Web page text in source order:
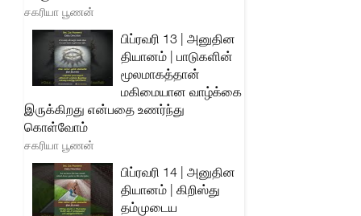
சகரியா பூணன்
பிப்ரவரி 13 | அனுதின
தியானம் | பாடுகளின்
மூலமாகத்தான்
மகிமையான வாழ்க்கை
இருக்கிறது என்பதை உணர்ந்து
கொள்வோம்
சகரியா பூணன்
பிப்ரவரி 14 | அனுதின
தியானம் | கிறிஸ்து
தம்முடைய